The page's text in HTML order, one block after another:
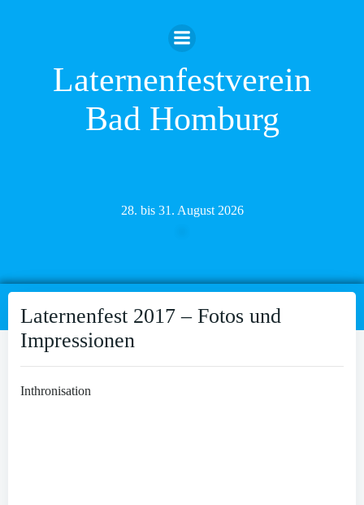
Inhalt
springen
Laternenfestverein
Bad Homburg
28. bis 31. August 2026
Laternenfest 2017 – Fotos und
Impressionen
Inthronisation